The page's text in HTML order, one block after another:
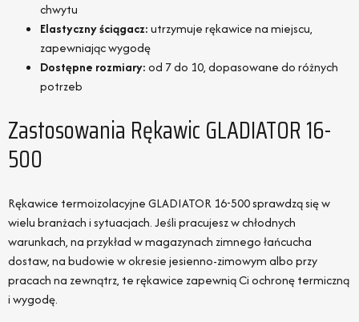
chwytu
Elastyczny ściągacz:utrzymuje rękawice na miejscu,
zapewniając wygodę
Dostępne rozmiary:od 7 do 10, dopasowane do różnych
potrzeb
Zastosowania Rękawic GLADIATOR 16-
500
Rękawice termoizolacyjne GLADIATOR 16-500 sprawdzą się w
wielu branżach i sytuacjach. Jeśli pracujesz w chłodnych
warunkach, na przykład w magazynach zimnego łańcucha
dostaw, na budowie w okresie jesienno-zimowym albo przy
pracach na zewnątrz, te rękawice zapewnią Ci ochronę termiczną
i wygodę.